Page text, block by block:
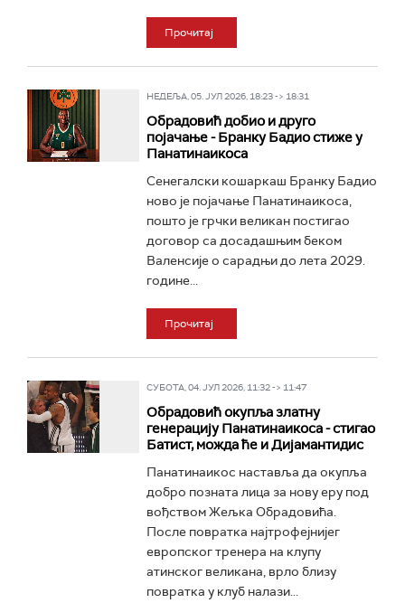
Прочитај
НЕДЕЉА, 05. ЈУЛ 2026, 18:23 -> 18:31
Обрадовић добио и друго
појачање - Бранку Бадио стиже у
Панатинаикоса
Сенегалски кошаркаш Бранку Бадио
ново је појачање Панатинаикоса,
пошто је грчки великан постигао
договор са досадашњим беком
Валенсије о сарадњи до лета 2029.
године...
Прочитај
СУБОТА, 04. ЈУЛ 2026, 11:32 -> 11:47
Обрадовић окупља златну
генерацију Панатинаикоса - стигао
Батист, можда ће и Дијамантидис
Панатинаикос наставља да окупља
добро позната лица за нову еру под
вођством Жељка Обрадовића.
После повратка најтрофејнијег
европског тренера на клупу
атинског великана, врло близу
повратка у клуб налази...